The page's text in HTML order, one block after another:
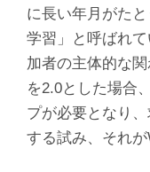
に長い年月がた
学習」と呼ばれ
加者の主体的な
を2.0とした場合
プが必要となり
する試み、それが